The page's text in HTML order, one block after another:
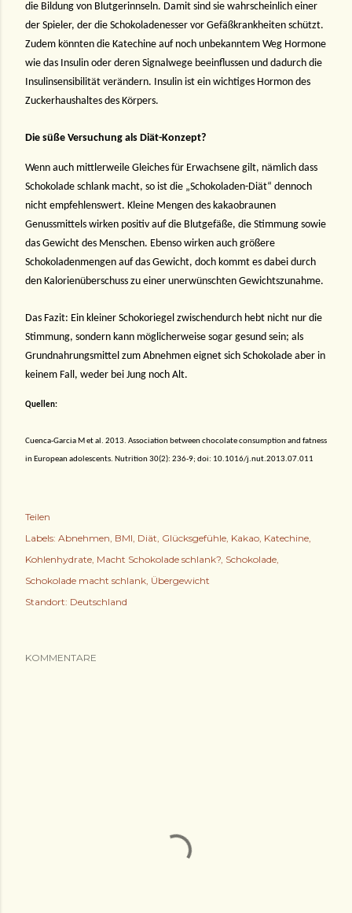
die Bildung von Blutgerinnseln. Damit sind sie wahrscheinlich einer
der Spieler, der die Schokoladenesser vor Gefäßkrankheiten schützt.
Zudem könnten die Katechine auf noch unbekanntem Weg Hormone
wie das Insulin oder deren Signalwege beeinflussen und dadurch die
Insulinsensibilität verändern. Insulin ist ein wichtiges Hormon des
Zuckerhaushaltes des Körpers.
Die süße Versuchung als Diät-Konzept?
Wenn auch mittlerweile Gleiches für Erwachsene gilt, nämlich dass
Schokolade schlank macht, so ist die „Schokoladen-Diät“ dennoch
nicht empfehlenswert. Kleine Mengen des kakaobraunen
Genussmittels wirken positiv auf die Blutgefäße, die Stimmung sowie
das Gewicht des Menschen. Ebenso wirken auch größere
Schokoladenmengen auf das Gewicht, doch kommt es dabei durch
den Kalorienüberschuss zu einer unerwünschten Gewichtszunahme.
Das Fazit: Ein kleiner Schokoriegel zwischendurch hebt nicht nur die
Stimmung, sondern kann möglicherweise sogar gesund sein; als
Grundnahrungsmittel zum Abnehmen eignet sich Schokolade aber in
keinem Fall, weder bei Jung noch Alt.
Quellen:
Cuenca-Garcia M et al. 2013. Association between chocolate consumption and fatness
in European adolescents. Nutrition 30(2): 236-9; doi: 10.1016/j.nut.2013.07.011
Teilen
Labels: Abnehmen BMI Diät Glücksgefühle Kakao Katechine
Kohlenhydrate Macht Schokolade schlank? Schokolade
Schokolade macht schlank Übergewicht
Standort: Deutschland
KOMMENTARE